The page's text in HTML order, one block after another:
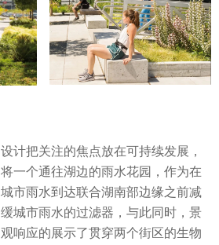
设计把关注的焦点放在可持续发展，
将一个通往湖边的雨水花园，作为在
城市雨水到达联合湖南部边缘之前减
缓城市雨水的过滤器，与此同时，景
观响应的展示了贯穿两个街区的生物